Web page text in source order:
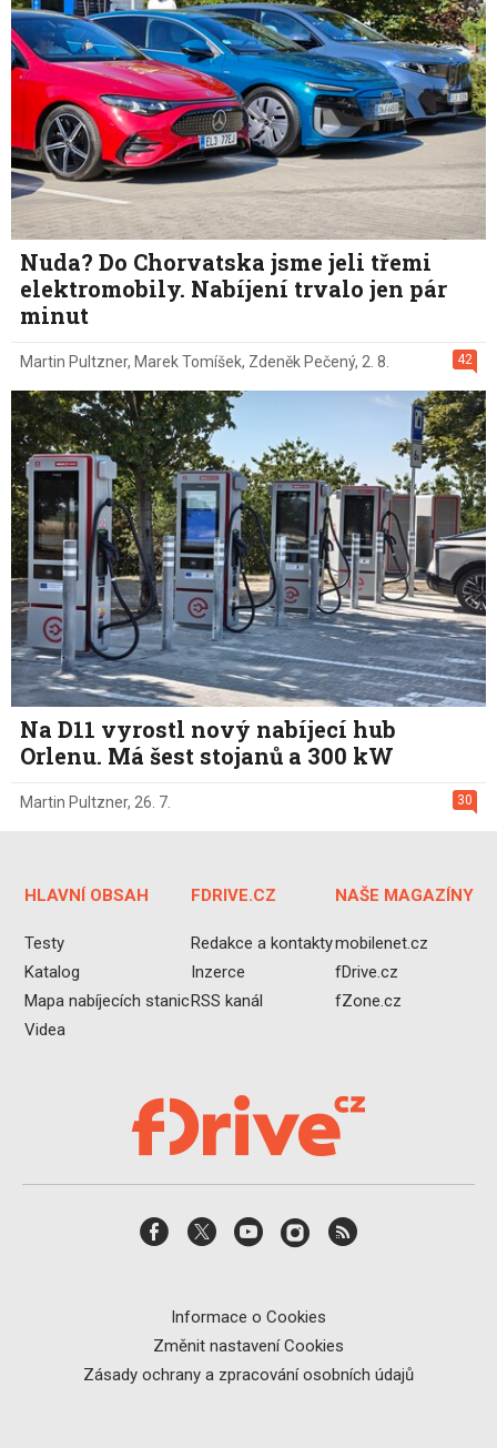
Nuda? Do Chorvatska jsme jeli třemi
elektromobily. Nabíjení trvalo jen pár
minut
42
Martin Pultzner, Marek Tomíšek, Zdeněk Pečený, 2. 8.
Na D11 vyrostl nový nabíjecí hub
Orlenu. Má šest stojanů a 300 kW
30
Martin Pultzner, 26. 7.
HLAVNÍ OBSAH
Testy
Katalog
Mapa nabíjecích stanic
Videa
FDRIVE.CZ
Redakce a kontakty
Inzerce
RSS kanál
NAŠE MAGAZÍNY
mobilenet.cz
fDrive.cz
fZone.cz
Informace o Cookies
Změnit nastavení Cookies
Zásady ochrany a zpracování osobních údajů